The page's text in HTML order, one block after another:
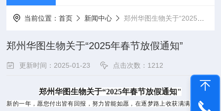
当前位置：首页 新闻中心 郑州华图生物关于“2025年春节放假通知”
郑州华图生物关于“2025年春节放假通知”
更新时间：2025-01-23 点击次数：1212
郑州华图生物关于“2025年春节放假通知"
新的一年，愿您付出皆有回报，努力皆能如愿，在逐梦路上收获满满。岁末已